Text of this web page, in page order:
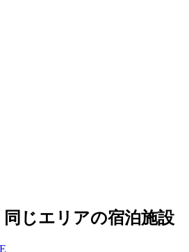
同じエリアの宿泊施設